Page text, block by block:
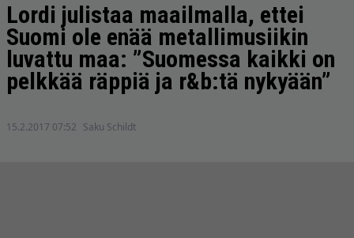
Lordi julistaa maailmalla, ettei
Suomi ole enää metallimusiikin
luvattu maa: ”Suomessa kaikki on
pelkkää räppiä ja r&b:tä nykyään”
15.2.2017 07:52 Saku Schildt